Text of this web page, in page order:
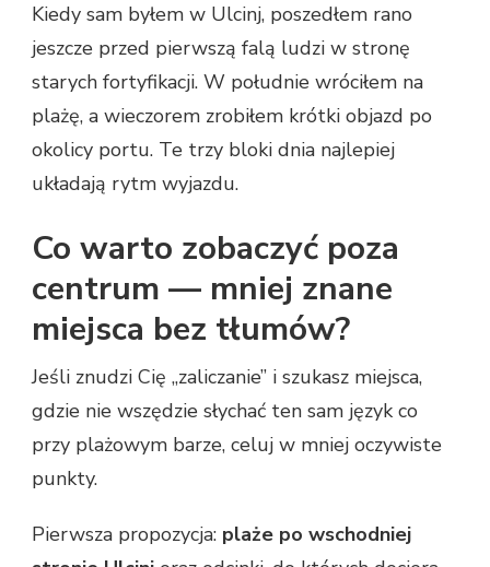
Kiedy sam byłem w Ulcinj, poszedłem rano
jeszcze przed pierwszą falą ludzi w stronę
starych fortyfikacji. W południe wróciłem na
plażę, a wieczorem zrobiłem krótki objazd po
okolicy portu. Te trzy bloki dnia najlepiej
układają rytm wyjazdu.
Co warto zobaczyć poza
centrum — mniej znane
miejsca bez tłumów?
Jeśli znudzi Cię „zaliczanie” i szukasz miejsca,
gdzie nie wszędzie słychać ten sam język co
przy plażowym barze, celuj w mniej oczywiste
punkty.
Pierwsza propozycja: plaże po wschodniej